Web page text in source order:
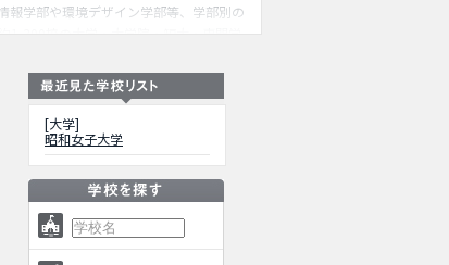
報学部や環境デザイン学部等、学部別の
1,300校の大学・大学院・短大・専門学
[大学]
昭和女子大学